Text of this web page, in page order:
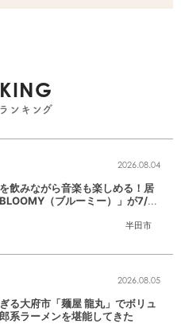
ンキング
半田市
2026.08.04
を飲みながら音楽も楽しめる！居
（ブルーミー）」が7/3
2026.08.05
る大府市「麺屋 龍丸」でボリュ
系ラーメンを堪能してきた